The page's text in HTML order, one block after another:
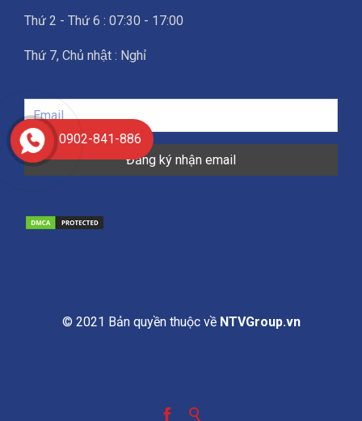
Thứ 2 - Thứ 6 : 07:30 - 17:00
Thứ 7, Chủ nhật : Nghỉ
© 2021 Bản quyền thuộc về NTVGroup.vn
 
0902-841-886